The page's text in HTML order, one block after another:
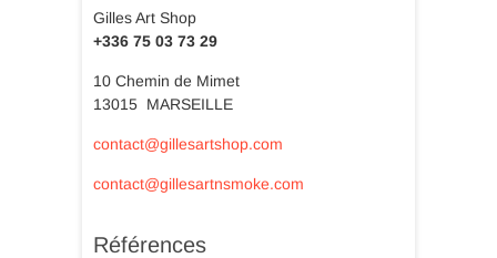
Gilles Art Shop
+336 75 03 73 29
10 Chemin de Mimet
13015 MARSEILLE
contact@gillesartshop.com
contact@gillesartnsmoke.com
Références